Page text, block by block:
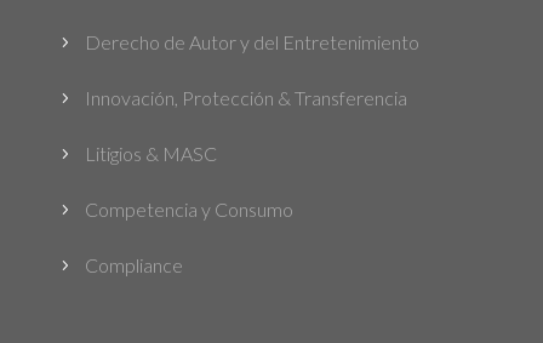
5 Derecho de Autor y del Entretenimiento
5 Innovación, Protección & Transferencia
5 Litigios & MASC
5 Competencia y Consumo
5 Compliance